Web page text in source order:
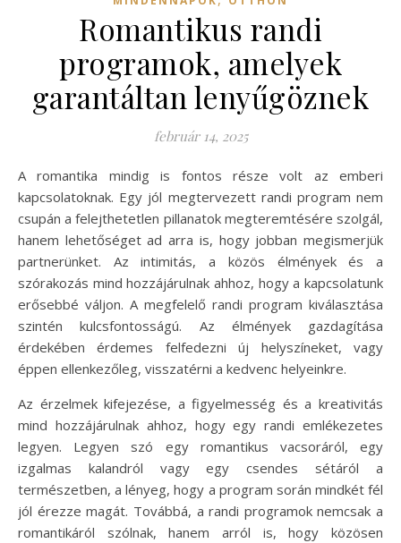
Romantikus randi
programok, amelyek
garantáltan lenyűgöznek
február 14, 2025
A romantika mindig is fontos része volt az emberi
kapcsolatoknak. Egy jól megtervezett randi program nem
csupán a felejthetetlen pillanatok megteremtésére szolgál,
hanem lehetőséget ad arra is, hogy jobban megismerjük
partnerünket. Az intimitás, a közös élmények és a
szórakozás mind hozzájárulnak ahhoz, hogy a kapcsolatunk
erősebbé váljon. A megfelelő randi program kiválasztása
szintén kulcsfontosságú. Az élmények gazdagítása
érdekében érdemes felfedezni új helyszíneket, vagy
éppen ellenkezőleg, visszatérni a kedvenc helyeinkre.
Az érzelmek kifejezése, a figyelmesség és a kreativitás
mind hozzájárulnak ahhoz, hogy egy randi emlékezetes
legyen. Legyen szó egy romantikus vacsoráról, egy
izgalmas kalandról vagy egy csendes sétáról a
természetben, a lényeg, hogy a program során mindkét fél
jól érezze magát. Továbbá, a randi programok nemcsak a
romantikáról szólnak, hanem arról is, hogy közösen